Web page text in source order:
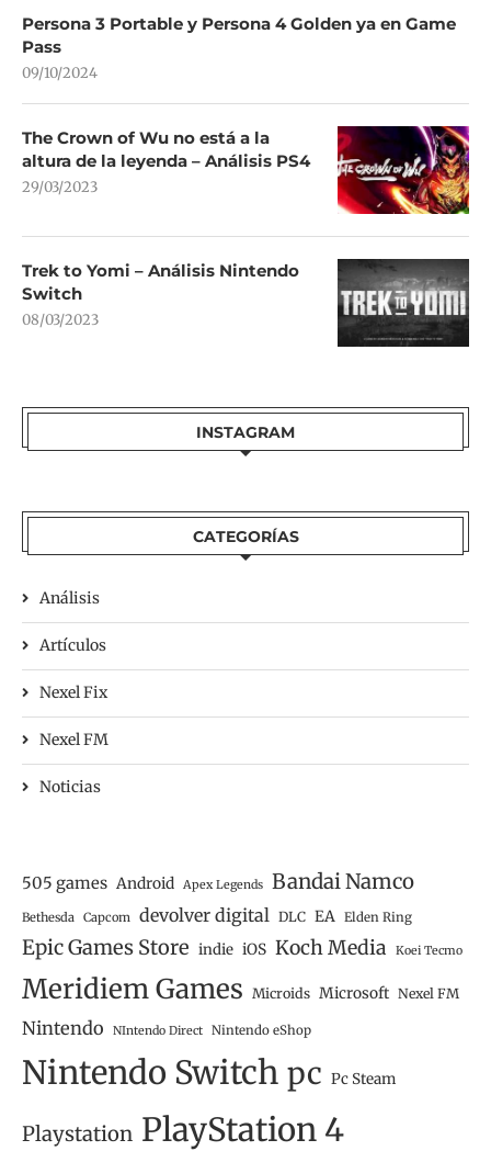
Persona 3 Portable y Persona 4 Golden ya en Game
Pass
09/10/2024
The Crown of Wu no está a la
altura de la leyenda – Análisis PS4
29/03/2023
Trek to Yomi – Análisis Nintendo
Switch
08/03/2023
INSTAGRAM
CATEGORÍAS
Análisis
Artículos
Nexel Fix
Nexel FM
Noticias
505 games Android Apex Legends Bandai Namco
Bethesda Capcom devolver digital DLC EA Elden Ring
Epic Games Store indie iOS Koch Media Koei Tecmo
Meridiem Games Microids Microsoft Nexel FM
Nintendo NIntendo Direct Nintendo eShop
Nintendo Switch pc Pc Steam
Playstation PlayStation 4